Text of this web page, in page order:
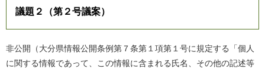
議題２（第２号議案）
非公開（大分県情報公開条例第７条第１項第１号に規定する「個人
に関する情報であって、この情報に含まれる氏名、その他の記述等